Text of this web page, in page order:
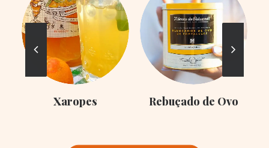
Xaropes Rebuçado de Ovo